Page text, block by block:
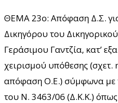
ΘΕΜΑ 23ο: Απόφαση Δ.Σ.
Δικηγόρου του
Γεράσιμου Γαντζία, κατ’
χειρισμού υπόθεσης (σχετ.
απόφαση Ο.Ε.) σύμφωνα με
του Ν. 3463/06 (Δ.Κ.Κ.) όπως